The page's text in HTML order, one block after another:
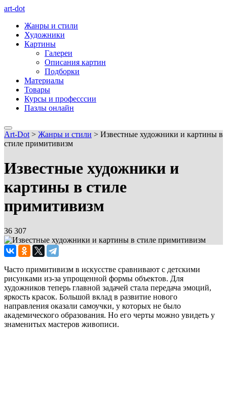
art-dot
Жанры и стили
Художники
Картины
Галереи
Описания картин
Подборки
Материалы
Товары
Курсы и професссии
Пазлы онлайн
Art-Dot > Жанры и стили > Известные художники и картины в
стиле примитивизм
Известные художники и
картины в стиле
примитивизм
36 307
Часто примитивизм в искусстве сравнивают с детскими
рисунками из-за упрощенной формы объектов. Для
художников теперь главной задачей стала передача эмоций,
яркость красок. Большой вклад в развитие нового
направления оказали самоучки, у которых не было
академического образования. Но его черты можно увидеть у
знаменитых мастеров живописи.